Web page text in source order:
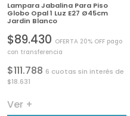
Lampara Jabalina Para Piso
Globo Opal 1 Luz E27 Ø45cm
Jardin Blanco
$89.430 OFERTA 20% OFF pago
con transferencia
$111.788 6 cuotas sin interés de
$18.631
Ver +